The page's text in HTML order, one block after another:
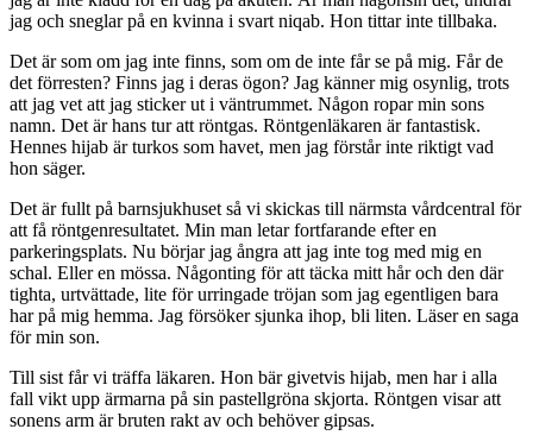
jag och sneglar på en kvinna i svart niqab. Hon tittar inte tillbaka.
Det är som om jag inte finns, som om de inte får se på mig. Får de
det förresten? Finns jag i deras ögon? Jag känner mig osynlig, trots
att jag vet att jag sticker ut i väntrummet. Någon ropar min sons
namn. Det är hans tur att röntgas. Röntgenläkaren är fantastisk.
Hennes hijab är turkos som havet, men jag förstår inte riktigt vad
hon säger.
Det är fullt på barnsjukhuset så vi skickas till närmsta vårdcentral för
att få röntgenresultatet. Min man letar fortfarande efter en
parkeringsplats. Nu börjar jag ångra att jag inte tog med mig en
schal. Eller en mössa. Någonting för att täcka mitt hår och den där
tighta, urtvättade, lite för urringade tröjan som jag egentligen bara
har på mig hemma. Jag försöker sjunka ihop, bli liten. Läser en saga
för min son.
Till sist får vi träffa läkaren. Hon bär givetvis hijab, men har i alla
fall vikt upp ärmarna på sin pastellgröna skjorta. Röntgen visar att
sonens arm är bruten rakt av och behöver gipsas.